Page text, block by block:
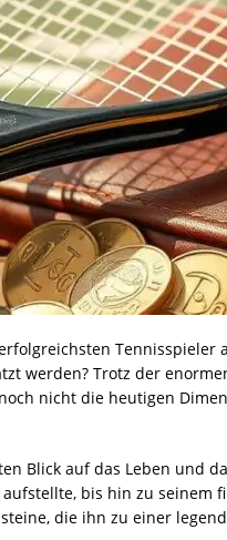
werden? Trotz der
nicht die heutigen
Blick auf das Leben und
bis hin zu seinem
die ihn zu einer